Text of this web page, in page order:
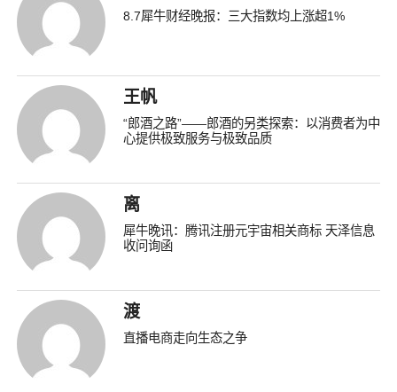
8.7犀牛财经晚报：三大指数均上涨超1%
王帆
“郎酒之路”——郎酒的另类探索：以消费者为中
心提供极致服务与极致品质
离
犀牛晚讯：腾讯注册元宇宙相关商标 天泽信息
收问询函
渡
直播电商走向生态之争